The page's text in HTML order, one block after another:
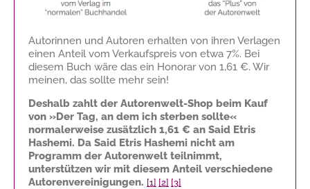
Autorinnen und Autoren erhalten von ihren Verlagen
einen Anteil vom Verkaufspreis von etwa 7%. Bei
diesem Buch wäre das ein Honorar von 1,61 €. Wir
meinen, das sollte mehr sein!
Deshalb zahlt der Autorenwelt-Shop beim Kauf
von »Der Tag, an dem ich sterben sollte«
normalerweise zusätzlich 1,61 € an Said Etris
Hashemi. Da Said Etris Hashemi nicht am
Programm der Autorenwelt teilnimmt,
unterstützen wir mit diesem Anteil verschiedene
Autorenvereinigungen. [1] [2] [3]